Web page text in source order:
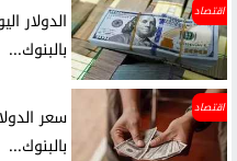
اقتصاد
الدولار
بالبنوك...
اقتصاد
سعر
بالبنوك...